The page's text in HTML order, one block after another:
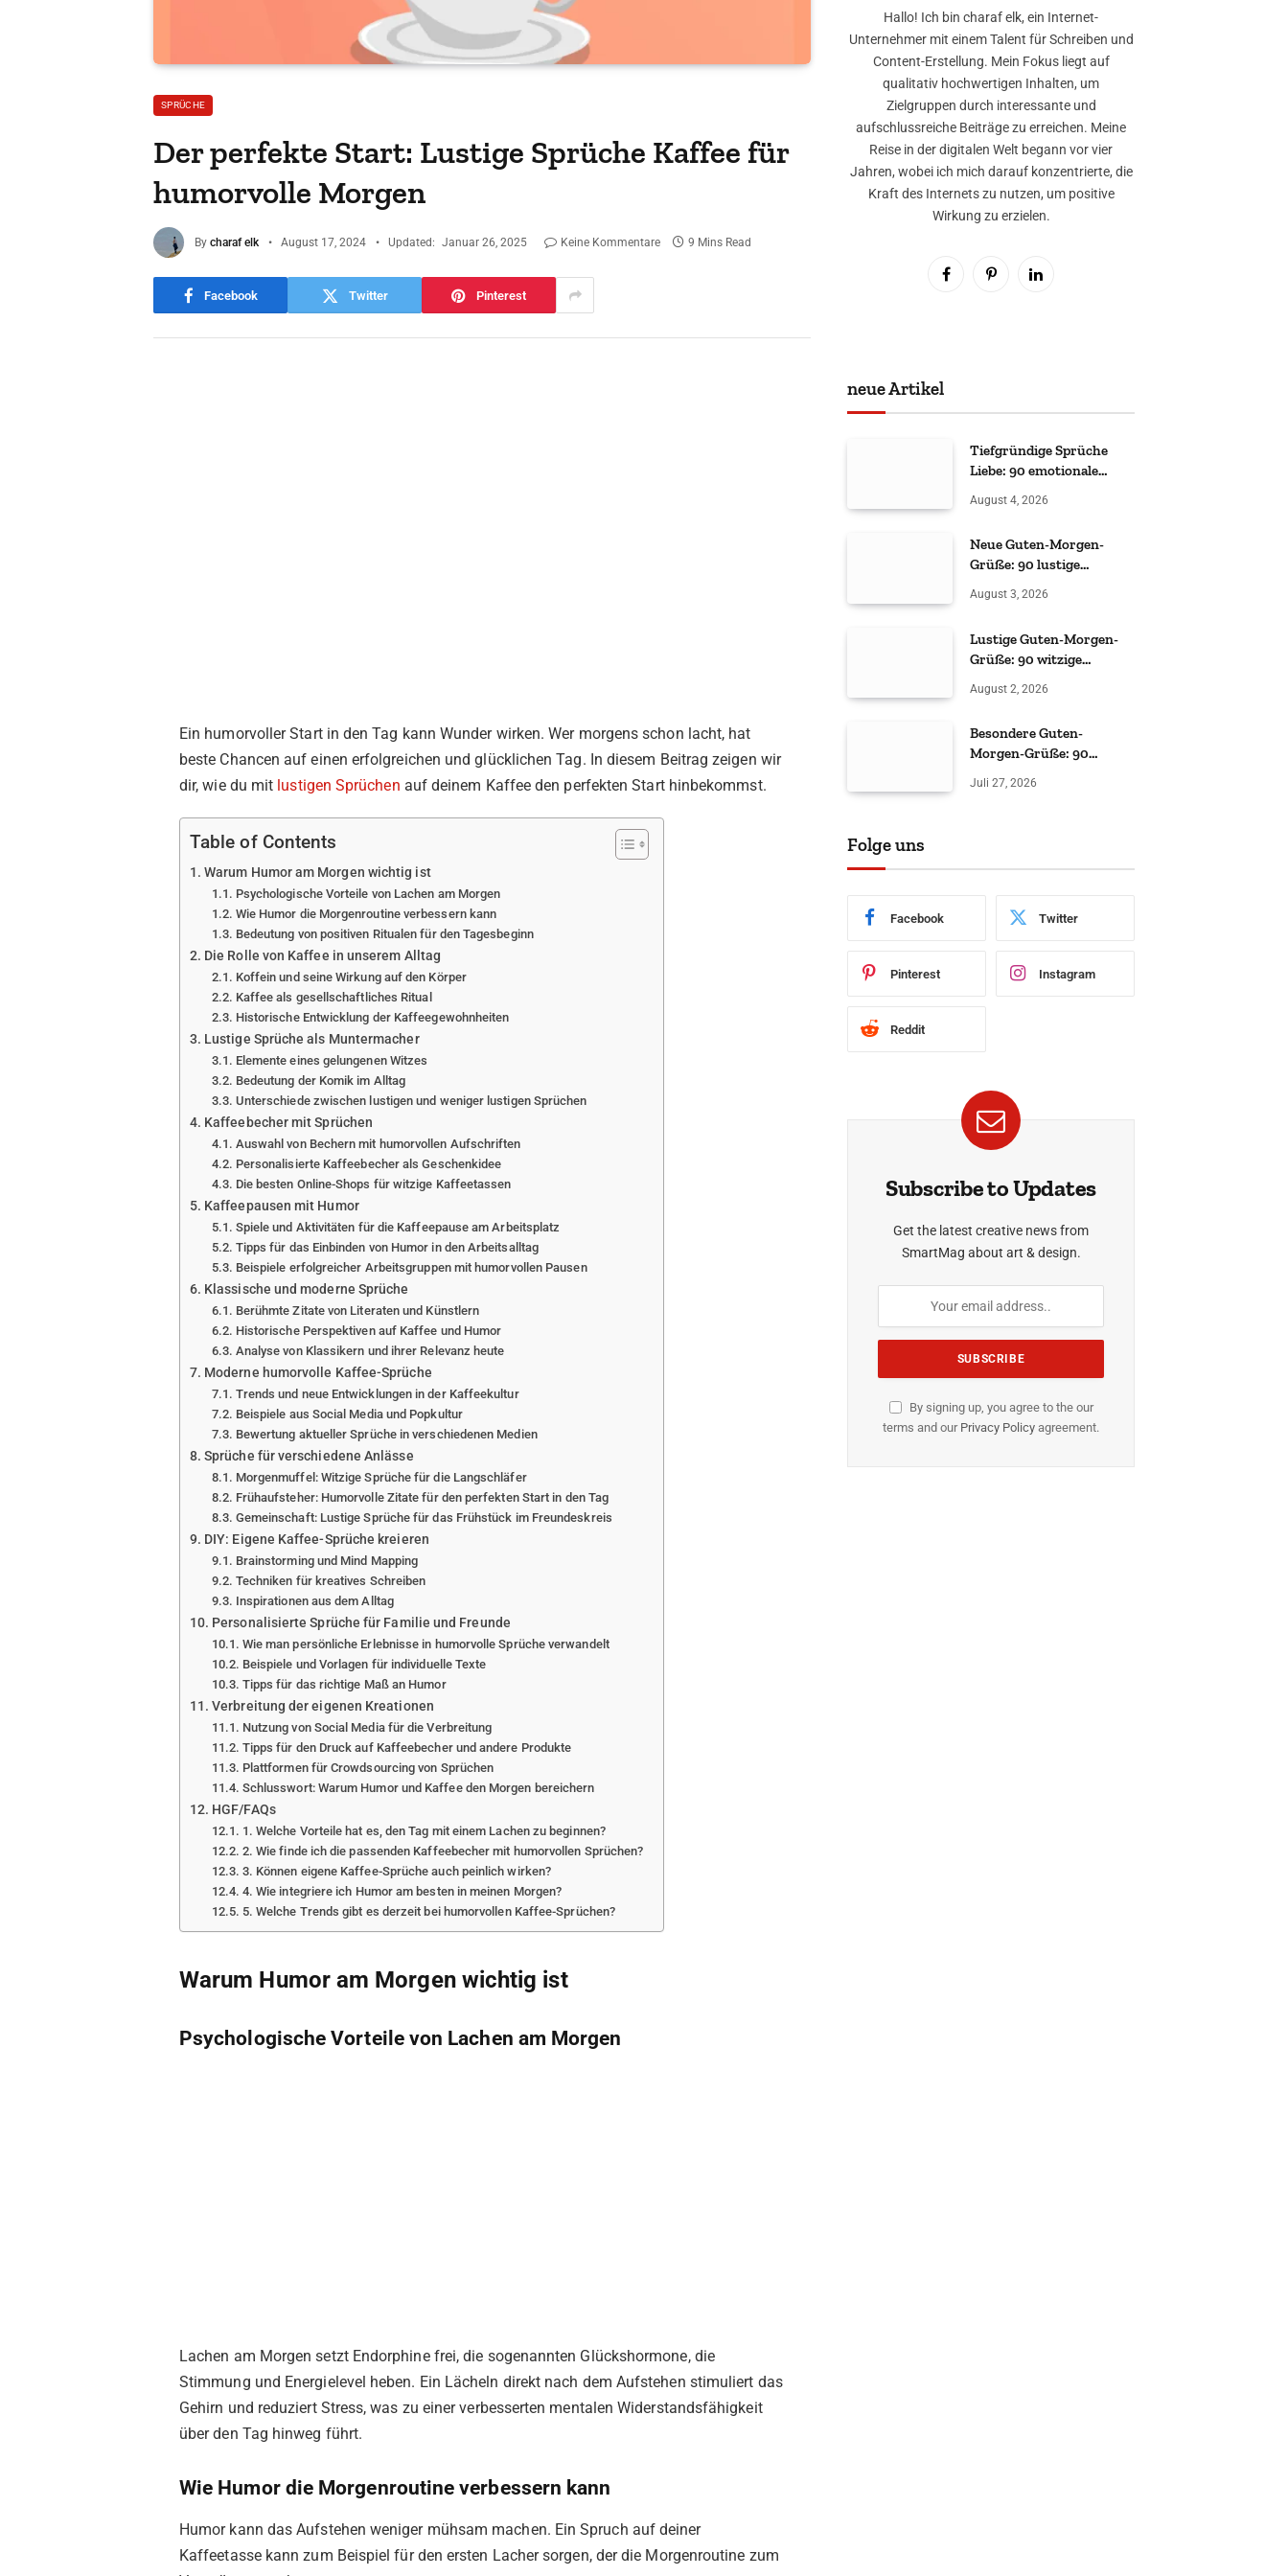
SPRÜCHE
Der perfekte Start: Lustige Sprüche Kaffee für
humorvolle Morgen
By charaf elk August 17, 2024 Updated: Januar 26, 2025 Keine Kommentare 9 Mins Read
Facebook Twitter Pinterest
Ein humorvoller Start in den Tag kann Wunder wirken. Wer morgens schon lacht, hat
beste Chancen auf einen erfolgreichen und glücklichen Tag. In diesem Beitrag zeigen wir
dir, wie du mit lustigen Sprüchen auf deinem Kaffee den perfekten Start hinbekommst.
Table of Contents
Warum Humor am Morgen wichtig ist
Psychologische Vorteile von Lachen am Morgen
Wie Humor die Morgenroutine verbessern kann
Bedeutung von positiven Ritualen für den Tagesbeginn
Die Rolle von Kaffee in unserem Alltag
Koffein und seine Wirkung auf den Körper
Kaffee als gesellschaftliches Ritual
Historische Entwicklung der Kaffeegewohnheiten
Lustige Sprüche als Muntermacher
Elemente eines gelungenen Witzes
Bedeutung der Komik im Alltag
Unterschiede zwischen lustigen und weniger lustigen Sprüchen
Kaffeebecher mit Sprüchen
Auswahl von Bechern mit humorvollen Aufschriften
Personalisierte Kaffeebecher als Geschenkidee
Die besten Online-Shops für witzige Kaffeetassen
Kaffeepausen mit Humor
Spiele und Aktivitäten für die Kaffeepause am Arbeitsplatz
Tipps für das Einbinden von Humor in den Arbeitsalltag
Beispiele erfolgreicher Arbeitsgruppen mit humorvollen Pausen
Klassische und moderne Sprüche
Berühmte Zitate von Literaten und Künstlern
Historische Perspektiven auf Kaffee und Humor
Analyse von Klassikern und ihrer Relevanz heute
Moderne humorvolle Kaffee-Sprüche
Trends und neue Entwicklungen in der Kaffeekultur
Beispiele aus Social Media und Popkultur
Bewertung aktueller Sprüche in verschiedenen Medien
Sprüche für verschiedene Anlässe
Morgenmuffel: Witzige Sprüche für die Langschläfer
Frühaufsteher: Humorvolle Zitate für den perfekten Start in den Tag
Gemeinschaft: Lustige Sprüche für das Frühstück im Freundeskreis
DIY: Eigene Kaffee-Sprüche kreieren
Brainstorming und Mind Mapping
Techniken für kreatives Schreiben
Inspirationen aus dem Alltag
Personalisierte Sprüche für Familie und Freunde
Wie man persönliche Erlebnisse in humorvolle Sprüche verwandelt
Beispiele und Vorlagen für individuelle Texte
Tipps für das richtige Maß an Humor
Verbreitung der eigenen Kreationen
Nutzung von Social Media für die Verbreitung
Tipps für den Druck auf Kaffeebecher und andere Produkte
Plattformen für Crowdsourcing von Sprüchen
Schlusswort: Warum Humor und Kaffee den Morgen bereichern
HGF/FAQs
1. Welche Vorteile hat es, den Tag mit einem Lachen zu beginnen?
2. Wie finde ich die passenden Kaffeebecher mit humorvollen Sprüchen?
3. Können eigene Kaffee-Sprüche auch peinlich wirken?
4. Wie integriere ich Humor am besten in meinen Morgen?
5. Welche Trends gibt es derzeit bei humorvollen Kaffee-Sprüchen?
Warum Humor am Morgen wichtig ist
Psychologische Vorteile von Lachen am Morgen
Lachen am Morgen setzt Endorphine frei, die sogenannten Glückshormone, die
Stimmung und Energielevel heben. Ein Lächeln direkt nach dem Aufstehen stimuliert das
Gehirn und reduziert Stress, was zu einer verbesserten mentalen Widerstandsfähigkeit
über den Tag hinweg führt.
Wie Humor die Morgenroutine verbessern kann
Humor kann das Aufstehen weniger mühsam machen. Ein Spruch auf deiner
Kaffeetasse kann zum Beispiel für den ersten Lacher sorgen, der die Morgenroutine zum
Hallo! Ich bin charaf elk, ein Internet-
Unternehmer mit einem Talent für Schreiben und
Content-Erstellung. Mein Fokus liegt auf
qualitativ hochwertigen Inhalten, um
Zielgruppen durch interessante und
aufschlussreiche Beiträge zu erreichen. Meine
Reise in der digitalen Welt begann vor vier
Jahren, wobei ich mich darauf konzentrierte, die
Kraft des Internets zu nutzen, um positive
Wirkung zu erzielen.
FacebookPinterestLinkedIn
neue Artikel
Tiefgründige Sprüche
Liebe: 90 emotionale
August 4, 2026
Neue Guten-Morgen-
Grüße: 90 lustige
August 3, 2026
Lustige Guten-Morgen-
Grüße: 90 witzige
August 2, 2026
Besondere Guten-
Morgen-Grüße: 90
Juli 27, 2026
Folge uns
Facebook Twitter
Pinterest Instagram
Reddit
Subscribe to Updates
Get the latest creative news from
SmartMag about art & design.
By signing up, you agree to the our
terms and our Privacy Policy agreement.